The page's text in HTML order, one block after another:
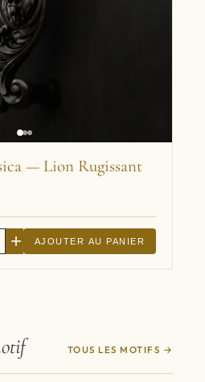
— Lion Rugissant
+ AJOUTER AU PANIER
TOUS LES MOTIFS